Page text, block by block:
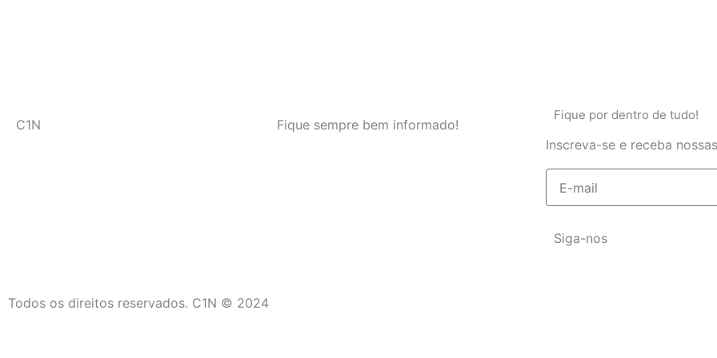
C1N Fique sempre bem informado!
Fique por dentro de tudo!
Inscreva-se e receba
mail
Siga-nos
Todos os direitos reservados. C1N © 2024